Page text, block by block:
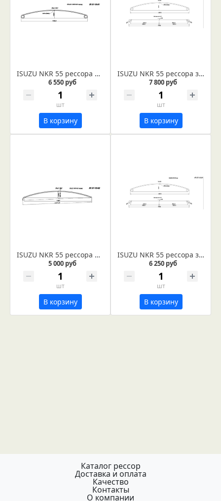
ISUZU NKR 55 рессора передняя лист № 1 в сборе (Арт. IR 07-10-01в) Лист укомплектован втулкой диаметром 40 мм и сайлентблоком диаметром 16 мм
6 550 руб
шт
В корзину
ISUZU NKR 55 рессора задняя лист № 1 в сборе (Арт. IR 07-12-01в)
7 800 руб
шт
В корзину
ISUZU NKR 55 рессора передняя лист № 2 (Арт. IR 07-10-02)
5 000 руб
шт
В корзину
ISUZU NKR 55 рессора задняя лист № 1 (Арт. IR 07-12-01)
6 250 руб
шт
В корзину
Каталог рессор
Доставка и оплата
Качество
Контакты
О компании